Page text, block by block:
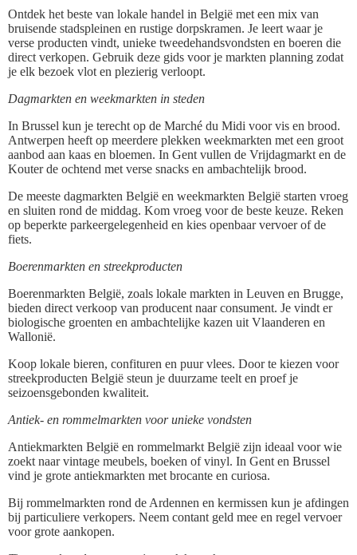
Ontdek het beste van lokale handel in België met een mix van
bruisende stadspleinen en rustige dorpskramen. Je leert waar je
verse producten vindt, unieke tweedehandsvondsten en boeren die
direct verkopen. Gebruik deze gids voor je markten planning zodat
je elk bezoek vlot en plezierig verloopt.
Dagmarkten en weekmarkten in steden
In Brussel kun je terecht op de Marché du Midi voor vis en brood.
Antwerpen heeft op meerdere plekken weekmarkten met een groot
aanbod aan kaas en bloemen. In Gent vullen de Vrijdagmarkt en de
Kouter de ochtend met verse snacks en ambachtelijk brood.
De meeste dagmarkten België en weekmarkten België starten vroeg
en sluiten rond de middag. Kom vroeg voor de beste keuze. Reken
op beperkte parkeergelegenheid en kies openbaar vervoer of de
fiets.
Boerenmarkten en streekproducten
Boerenmarkten België, zoals lokale markten in Leuven en Brugge,
bieden direct verkoop van producent naar consument. Je vindt er
biologische groenten en ambachtelijke kazen uit Vlaanderen en
Wallonië.
Koop lokale bieren, confituren en puur vlees. Door te kiezen voor
streekproducten België steun je duurzame teelt en proef je
seizoensgebonden kwaliteit.
Antiek- en rommelmarkten voor unieke vondsten
Antiekmarkten België en rommelmarkt België zijn ideaal voor wie
zoekt naar vintage meubels, boeken of vinyl. In Gent en Brussel
vind je grote antiekmarkten met brocante en curiosa.
Bij rommelmarkten rond de Ardennen en kermissen kun je afdingen
bij particuliere verkopers. Neem contant geld mee en regel vervoer
voor grote aankopen.